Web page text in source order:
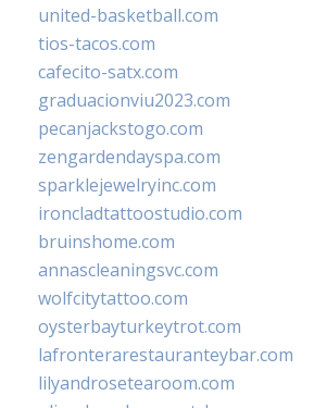
united-basketball.com
tios-tacos.com
cafecito-satx.com
graduacionviu2023.com
pecanjackstogo.com
zengardendayspa.com
sparklejewelryinc.com
ironcladtattoostudio.com
bruinshome.com
annascleaningsvc.com
wolfcitytattoo.com
oysterbayturkeytrot.com
lafronterarestauranteybar.com
lilyandrosetearoom.com